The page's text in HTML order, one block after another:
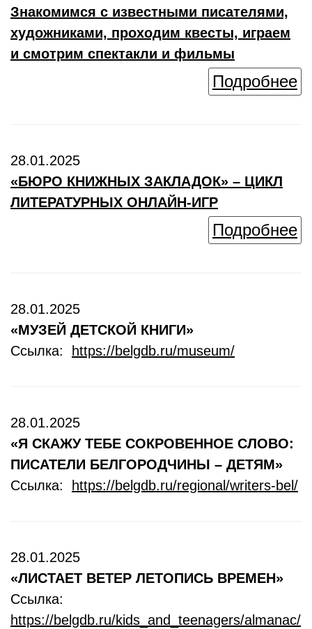
Знакомимся с известными писателями,
художниками, проходим квесты, играем
и смотрим спектакли и фильмы
Подробнее
28.01.2025
«БЮРО КНИЖНЫХ ЗАКЛАДОК» – ЦИКЛ
ЛИТЕРАТУРНЫХ ОНЛАЙН-ИГР
Подробнее
28.01.2025
«МУЗЕЙ ДЕТСКОЙ КНИГИ»
Ссылка:
https://belgdb.ru/museum/
28.01.2025
«Я СКАЖУ ТЕБЕ СОКРОВЕННОЕ СЛОВО:
ПИСАТЕЛИ БЕЛГОРОДЧИНЫ – ДЕТЯМ»
Ссылка:
https://belgdb.ru/regional/writers-bel/
28.01.2025
«ЛИСТАЕТ ВЕТЕР ЛЕТОПИСЬ ВРЕМЕН»
Ссылка:
https://belgdb.ru/kids_and_teenagers/almanac/